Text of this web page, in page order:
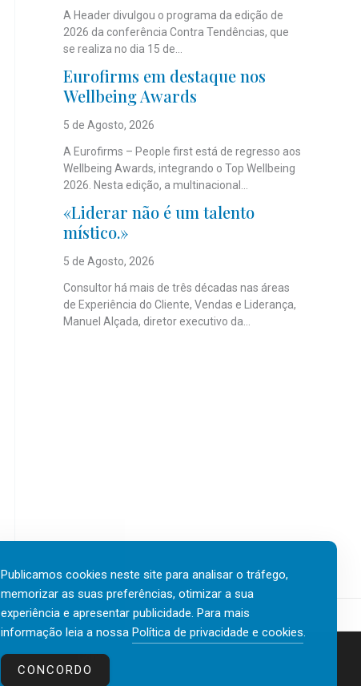
A Header divulgou o programa da edição de
2026 da conferência Contra Tendências, que
se realiza no dia 15 de...
Eurofirms em destaque nos
Wellbeing Awards
5 de Agosto, 2026
A Eurofirms – People first está de regresso aos
Wellbeing Awards, integrando o Top Wellbeing
2026. Nesta edição, a multinacional...
«Liderar não é um talento
místico.»
5 de Agosto, 2026
Consultor há mais de três décadas nas áreas
de Experiência do Cliente, Vendas e Liderança,
Manuel Alçada, diretor executivo da...
Contactos
Publicamos cookies neste site para analisar o tráfego,
memorizar as suas preferências, otimizar a sua
experiência e apresentar publicidade. Para mais
informação leia a nossa Política de privacidade e cookies.
CONCORDO